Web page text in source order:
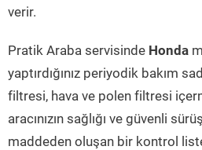
verir.
Pratik Araba servisinde Honda
yaptırdığınız periyodik bakım
filtresi, hava ve polen filtresi
aracınızın sağlığı ve güvenli
maddeden oluşan bir kontrol